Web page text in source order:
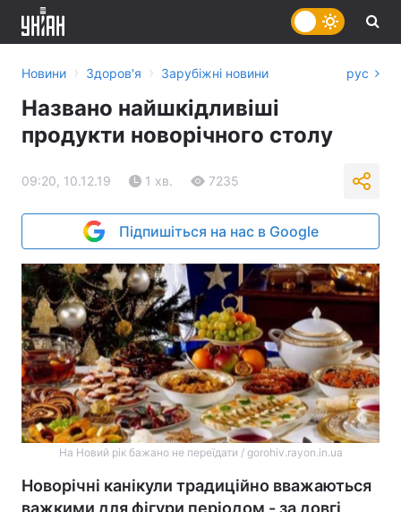
Новини › Здоров'я › Зарубіжні новини рус
Названо найшкідливіші
продукти новорічного столу
09:20, 10.12.19 1 хв. 7235
Підпишіться на нас в Google
На Новий рік бажано не переїдати / gorohiv.rayon.in.ua
Новорічні канікули традиційно вважаються
важкими для фігури періодом - за довгі